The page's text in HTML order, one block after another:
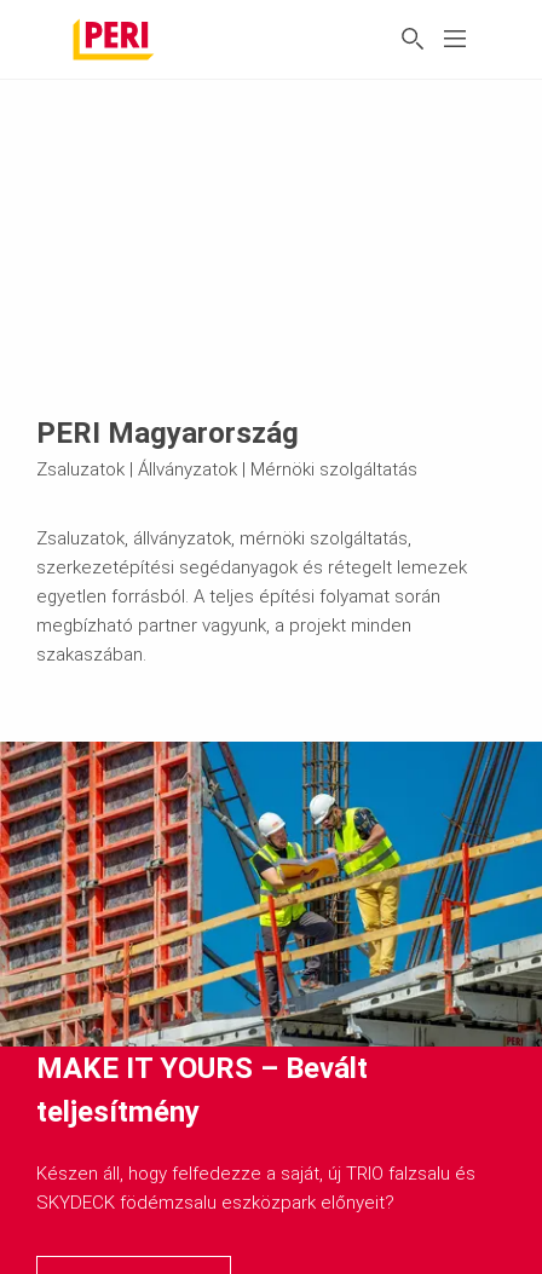
PERI Magyarország
Zsaluzatok | Állványzatok | Mérnöki szolgáltatás
Zsaluzatok, állványzatok, mérnöki szolgáltatás,
szerkezetépítési segédanyagok és rétegelt lemezek
egyetlen forrásból. A teljes építési folyamat során
megbízható partner vagyunk, a projekt minden
szakaszában.
MAKE IT YOURS – Bevált
teljesítmény
Készen áll, hogy felfedezze a saját, új TRIO falzsalu és
SKYDECK födémzsalu eszközpark előnyeit?